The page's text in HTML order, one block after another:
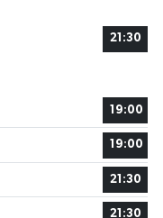
21:30
19:00
19:00
21:30
21:30